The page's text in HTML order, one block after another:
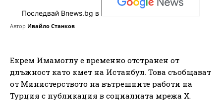
Последвай Bnews.bg в
Автор Ивайло Станков
Екрем Имамоглу е временно отстранен от
длъжност като кмет на Истанбул. Това съобщават
от Министерството на вътрешните работи на
Турция с публикация в социалната мрежа X.